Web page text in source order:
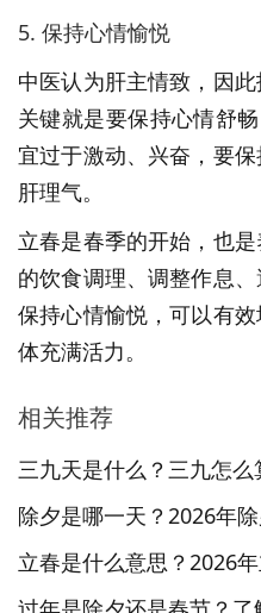
5. 保持心情愉悦
中医认为肝主情致，因
关键就是要保持心情舒
宜过于激动、兴奋，要
肝理气。
立春是春季的开始，也
的饮食调理、调整作息
保持心情愉悦，可以有
体充满活力。
相关推荐
三九天是什么？三九怎
除夕是哪一天？2026年
立春是什么意思？2026